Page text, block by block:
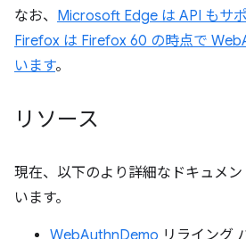
なお、 Microsoft Edge は API もサ
Firefox は Firefox 60 の時点で
います。
リソース
現在、以下のより詳細なドキュメ
います。
WebAuthnDemo リライング